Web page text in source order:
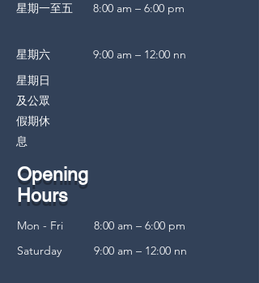
星期一至五
星期六
8:00 am – 6:00 pm
9:00 am – 12:00 nn
星期日
及公眾
假期休
息
Opening
Hours
Mon - Fri
Saturday
8:00 am – 6:00 pm
9:00 am – 12:00 nn